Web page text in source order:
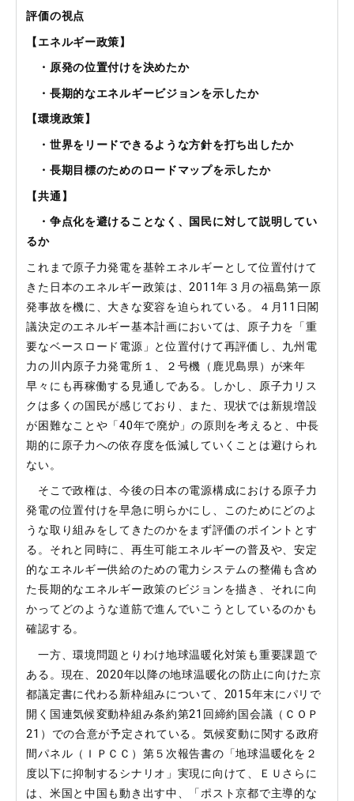
評価の視点
【エネルギー政策】
・原発の位置付けを決めたか
・長期的なエネルギービジョンを示したか
【環境政策】
・世界をリードできるような方針を打ち出したか
・長期目標のためのロードマップを示したか
【共通】
・争点化を避けることなく、国民に対して説明してい
るか
これまで原子力発電を基幹エネルギーとして位置付けて
きた日本のエネルギー政策は、2011年３月の福島第一原
発事故を機に、大きな変容を迫られている。４月11日閣
議決定のエネルギー基本計画においては、原子力を「重
要なベースロード電源」と位置付けて再評価し、九州電
力の川内原子力発電所１、２号機（鹿児島県）が来年
早々にも再稼働する見通しである。しかし、原子力リス
クは多くの国民が感じており、また、現状では新規増設
が困難なことや「40年で廃炉」の原則を考えると、中長
期的に原子力への依存度を低減していくことは避けられ
ない。
そこで政権は、今後の日本の電源構成における原子力
発電の位置付けを早急に明らかにし、このためにどのよ
うな取り組みをしてきたのかをまず評価のポイントとす
る。それと同時に、再生可能エネルギーの普及や、安定
的なエネルギー供給のための電力システムの整備も含め
た長期的なエネルギー政策のビジョンを描き、それに向
かってどのような道筋で進んでいこうとしているのかも
確認する。
一方、環境問題とりわけ地球温暖化対策も重要課題で
ある。現在、2020年以降の地球温暖化の防止に向けた京
都議定書に代わる新枠組みについて、2015年末にパリで
開く国連気候変動枠組み条約第21回締約国会議（ＣＯＰ
21）での合意が予定されている。気候変動に関する政府
間パネル（ＩＰＣＣ）第５次報告書の「地球温暖化を２
度以下に抑制するシナリオ」実現に向けて、ＥＵさらに
は、米国と中国も動き出す中、「ポスト京都で主導的な